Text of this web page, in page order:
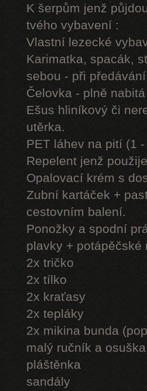
K šerpům jenž
tvého vybavení :
Vlastní lezecké
Karimatka, spacák,
sebou - při
Čelovka - plně
Ešus hliníkový či
utěrka.
PET láhev na pití (1
Repelent jenž
Opalovací krém s
Zubní kartáček +
cestovním balení.
Ponožky a spodní
plavky +
2x tričko
2x tílko
2x kraťasy
2x tepláky
2x mikina bunda
malý ručník a osuška
pláštěnka
sandály